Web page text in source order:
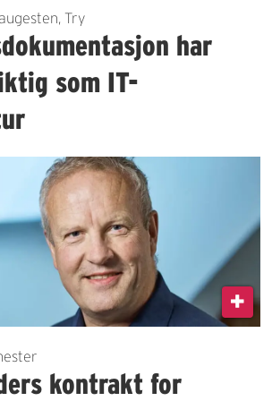
Try
har
som IT-
kontrakt for